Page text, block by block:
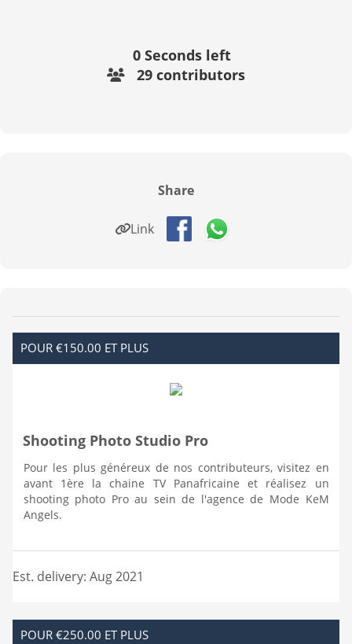
0 Seconds left
29 contributors
Share
Link
POUR €150.00 ET PLUS
Shooting Photo Studio Pro
Pour les plus généreux de nos contributeurs, visitez en
avant 1ère la chaine TV Panafricaine et réalisez un
shooting photo Pro au sein de l'agence de Mode KeM
Angels.
Est. delivery: Aug 2021
POUR €250.00 ET PLUS